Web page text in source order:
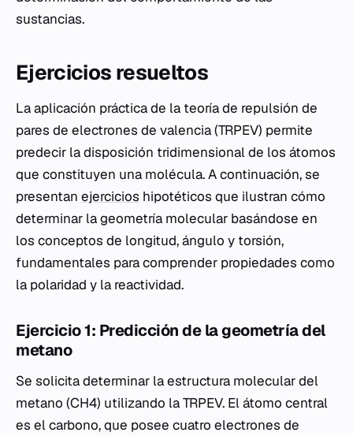
sustancias.
Ejercicios resueltos
La aplicación práctica de la teoría de repulsión de
pares de electrones de valencia (TRPEV) permite
predecir la disposición tridimensional de los átomos
que constituyen una molécula. A continuación, se
presentan ejercicios hipotéticos que ilustran cómo
determinar la geometría molecular basándose en
los conceptos de longitud, ángulo y torsión,
fundamentales para comprender propiedades como
la polaridad y la reactividad.
Ejercicio 1: Predicción de la geometría del
metano
Se solicita determinar la estructura molecular del
metano (CH4) utilizando la TRPEV. El átomo central
es el carbono, que posee cuatro electrones de